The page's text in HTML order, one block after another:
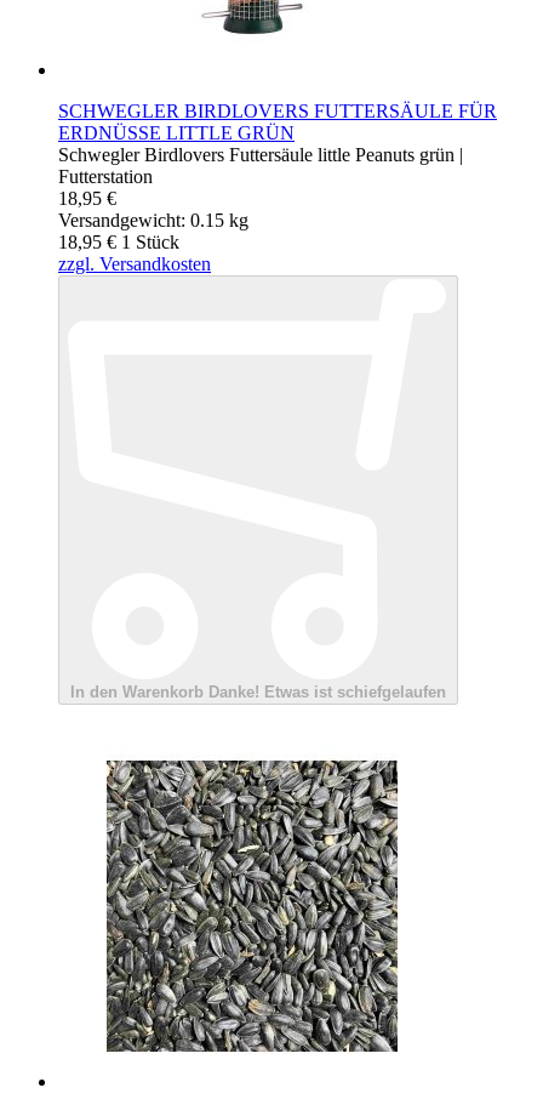
SCHWEGLER BIRDLOVERS FUTTERSÄULE FÜR
ERDNÜSSE LITTLE GRÜN
Schwegler Birdlovers Futtersäule little Peanuts grün |
Futterstation
18,95 €
Versandgewicht: 0.15 kg
18,95 € 1 Stück
zzgl. Versandkosten
In den Warenkorb Danke! Etwas ist schiefgelaufen